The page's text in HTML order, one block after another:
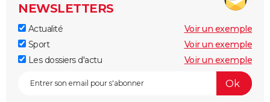
NEWSLETTERS
Actualité
Voir un exemple
Sport
Voir un exemple
Les dossiers d'actu
Voir un exemple